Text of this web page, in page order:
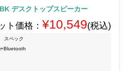
デスクトップスピーカー
ト価格： ¥10,549(税込)
スペック